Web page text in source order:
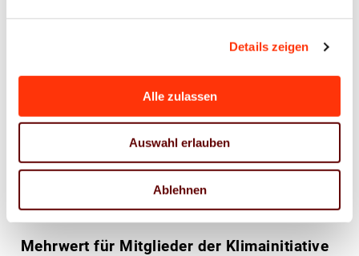
Details zeigen
Alle zulassen
Auswahl erlauben
Ablehnen
Branche. Ziel ist eine realistische und praxisnahe
Normkonformität bestätigt, sodass damit auch
zusätzlich Rechtssicherheit und Vertrauen geschafft
werden kann – auch auf Kundenseite.
Mehrwert für Mitglieder der Klimainitiative